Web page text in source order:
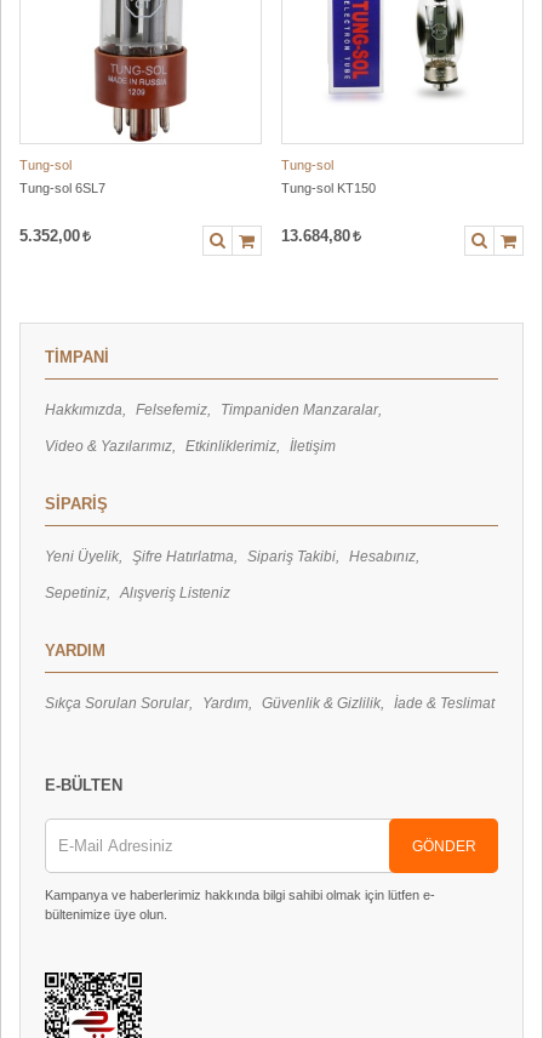
Tung-sol
Tung-sol 6SL7
5.352,00
Tung-sol
Tung-sol KT150
13.684,80
TİMPANİ
Hakkımızda Felsefemiz Timpaniden Manzaralar
Video & Yazılarımız Etkinliklerimiz İletişim
SİPARİŞ
Yeni Üyelik Şifre Hatırlatma Sipariş Takibi Hesabınız
Sepetiniz Alışveriş Listeniz
YARDIM
Sıkça Sorulan Sorular Yardım Güvenlik & Gizlilik İade & Teslimat
E-BÜLTEN
GÖNDER
Kampanya ve haberlerimiz hakkında bilgi sahibi olmak için lütfen e-
bültenimize üye olun.